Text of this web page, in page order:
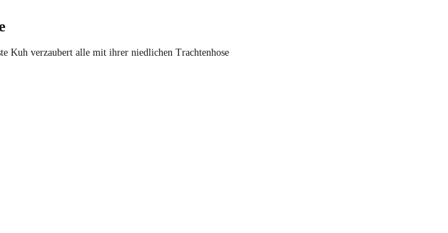
Kuh verzaubert alle mit ihrer niedlichen Trachtenhose